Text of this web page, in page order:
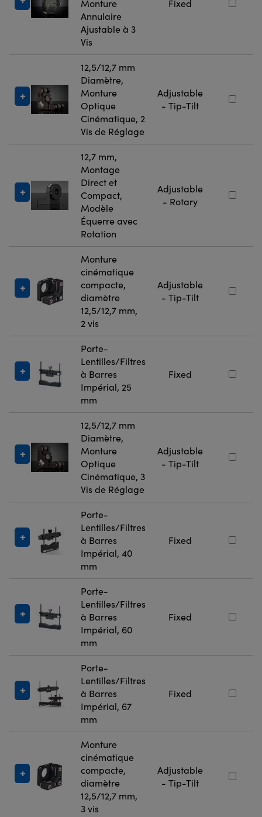
Monture
Annulaire
Ajustable à 3
Vis
Fixed
12,5/12,7 mm
Diamètre,
Monture
Optique
Cinématique, 2
Vis de Réglage
Adjustable
- Tip-Tilt
12,7 mm,
Montage
Direct et
Compact,
Modèle
Équerre avec
Rotation
Adjustable
- Rotary
Monture
cinématique
compacte,
diamètre
12,5/12,7 mm,
2 vis
Adjustable
- Tip-Tilt
Porte-
Lentilles/Filtres
à Barres
Impérial, 25
mm
Fixed
12,5/12,7 mm
Diamètre,
Monture
Optique
Cinématique, 3
Vis de Réglage
Adjustable
- Tip-Tilt
Porte-
Lentilles/Filtres
à Barres
Impérial, 40
mm
Fixed
Porte-
Lentilles/Filtres
à Barres
Impérial, 60
mm
Fixed
Porte-
Lentilles/Filtres
à Barres
Impérial, 67
mm
Fixed
Monture
cinématique
compacte,
diamètre
12,5/12,7 mm,
3 vis
Adjustable
- Tip-Tilt